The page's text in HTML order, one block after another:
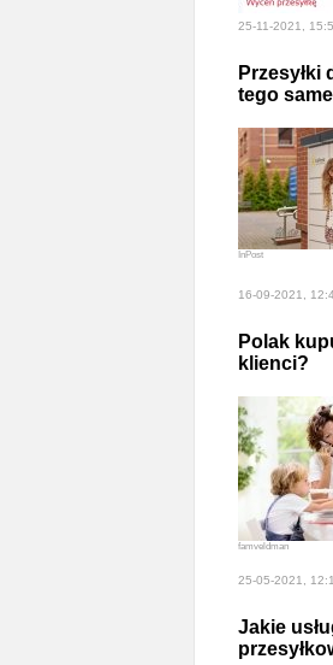
25-11-2021,
tego
InPost
16-09-2021,
Polak
klienci?
famveldman
25-05-2021,
Jakie